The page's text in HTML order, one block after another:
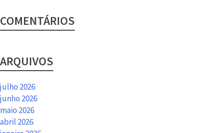
COMENTÁRIOS
ARQUIVOS
julho 2026
junho 2026
maio 2026
abril 2026